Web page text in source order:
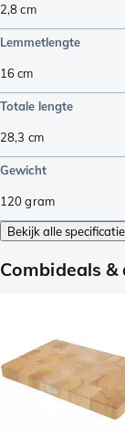
2,8cm
Lemmetlengte
16cm
Totale lengte
28,3 cm
Gewicht
120gram
Bekijk alle
Combideals &